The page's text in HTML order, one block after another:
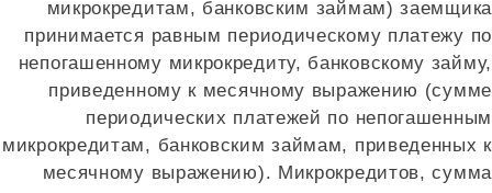
микрокредитам, банковским займам) заемщика
принимается равным периодическому платежу по
непогашенному микрокредиту, банковскому займу,
приведенному к месячному выражению (сумме
периодических платежей по непогашенным
микрокредитам, банковским займам, приведенных к
месячному выражению). Микрокредитов, сумма